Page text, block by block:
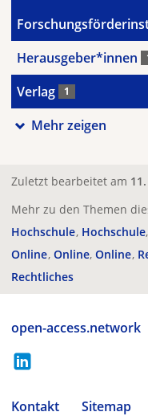
Herausgeber*innen
Verlag 1
Mehr zeigen
Zuletzt bearbeitet am
Mehr zu den Themen
Hochschule Hochschule
Online Online Online
Rechtliches
open-access.network
Kontakt Sitemap